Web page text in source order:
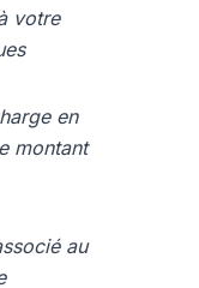
votre
en
montant
au